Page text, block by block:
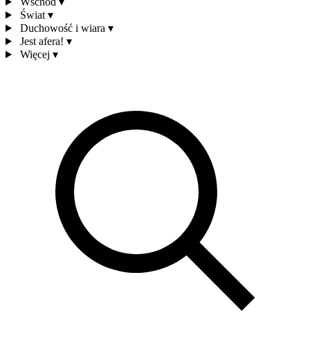
Świat ▾
Duchowość i wiara ▾
Jest afera! ▾
Więcej ▾